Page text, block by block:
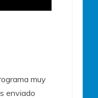
muy
enviado